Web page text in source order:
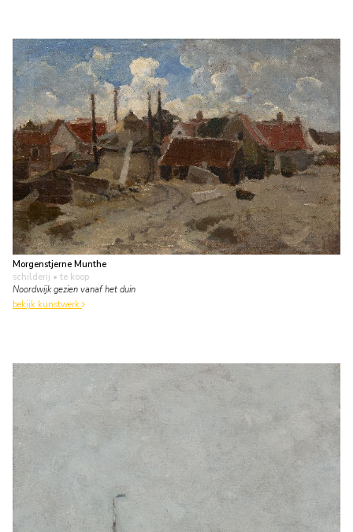
Morgenstjerne Munthe
schilderij • te koop
Noordwijk gezien vanaf het duin
bekijk kunstwerk